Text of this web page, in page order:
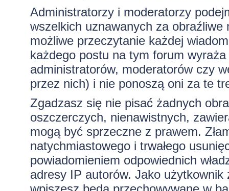
Administratorzy i moderatorzy
wszelkich uznawanych za obraźliwe
możliwe przeczytanie każdej
każdego postu na tym forum
administratorów, moderatorów czy
przez nich) i nie ponoszą oni za te
Zgadzasz się nie pisać żadnych
oszczerczych, nienawistnych,
mogą być sprzeczne z prawem.
natychmiastowego i trwałego
powiadomieniem odpowiednich
adresy IP autorów. Jako